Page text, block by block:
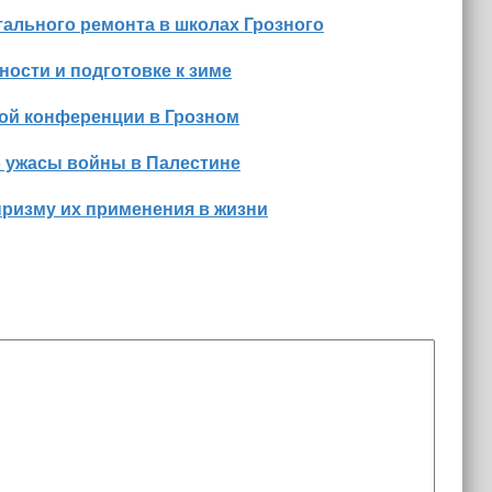
ремонта в школах Грозного
и подготовке к зиме
конференции в Грозном
ужасы войны в Палестине
их применения в жизни